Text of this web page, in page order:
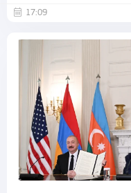
17:09